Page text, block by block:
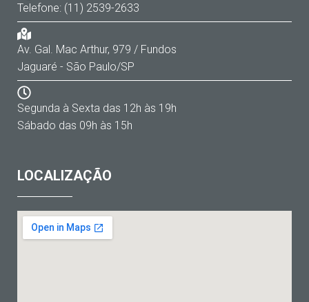
Telefone: (11) 2539-2633
Av. Gal. Mac Arthur, 979 / Fundos
Jaguaré - São Paulo/SP
Segunda à Sexta das 12h às 19h
Sábado das 09h às 15h
LOCALIZAÇÃO